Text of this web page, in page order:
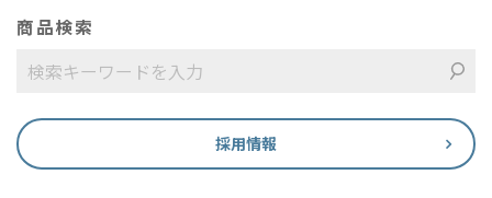
商品検索
採用情報